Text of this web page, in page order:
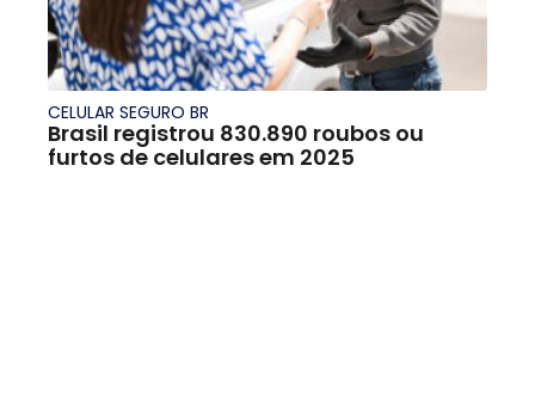
CELULAR SEGURO BR
Brasil registrou 830.890 roubos ou
furtos de celulares em 2025